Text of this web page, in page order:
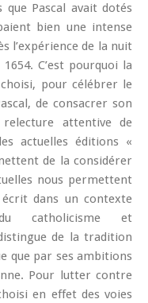
Pascal avait dotés
bien une intense
l’expérience de la nuit
C’est pourquoi la
pour célébrer le
de consacrer son
relecture attentive de
actuelles éditions «
de la considérer
nous permettent
dans un contexte
catholicisme et
de la tradition
que par ses ambitions
Pour lutter contre
en effet des voies